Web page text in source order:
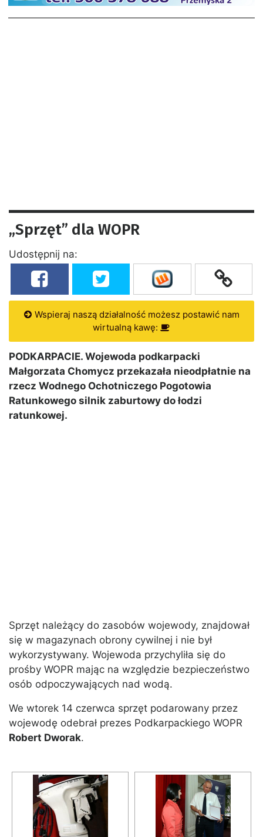
„Sprzęt” dla WOPR
Udostępnij na:
Wspieraj naszą działalność możesz postawić nam
wirtualną kawę:
PODKARPACIE. Wojewoda podkarpacki
Małgorzata Chomycz przekazała nieodpłatnie na
rzecz Wodnego Ochotniczego Pogotowia
Ratunkowego silnik zaburtowy do łodzi
ratunkowej.
Sprzęt należący do zasobów wojewody, znajdował
się w magazynach obrony cywilnej i nie był
wykorzystywany. Wojewoda przychyliła się do
prośby WOPR mając na względzie bezpieczeństwo
osób odpoczywających nad wodą.
We wtorek 14 czerwca sprzęt podarowany przez
wojewodę odebrał prezes Podkarpackiego WOPR
Robert Dworak.